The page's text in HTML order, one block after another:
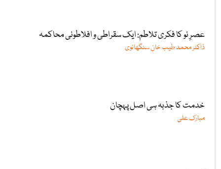
عصرِ نو کا فکری تلاطم: ایک سقراطی و افلاطونی محاکمہ
ڈاکٹر محمد طیب خان سنگھانوی
خدمت کا جذبہ ہی اصل پہچان
مبارک علی